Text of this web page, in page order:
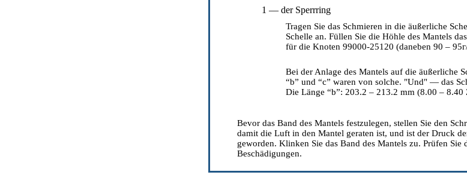
1 — der Sperrring
Tragen Sie das Schmieren in die äußerliche
Schelle an. Füllen Sie die Höhle des Mantels
für die Knoten 99000-25120 (daneben 90 –
Bei der Anlage des Mantels auf die äußerliche
“b” und “c” waren von solche. "Und" — das
Die Länge “b”: 203.2 – 213.2 mm (8.00 – 8.40
Bevor das Band des Mantels festzulegen, stellen Sie den
damit die Luft in den Mantel geraten ist, und ist der Druck
geworden. Klinken Sie das Band des Mantels zu. Prüfen
Beschädigungen.